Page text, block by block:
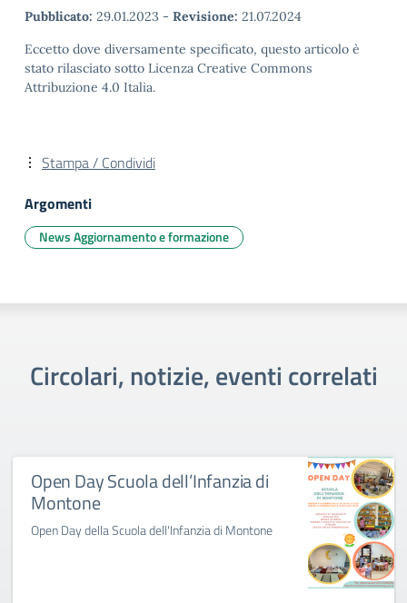
Pubblicato: 29.01.2023 - Revisione: 21.07.2024
Eccetto dove diversamente specificato, questo articolo è
stato rilasciato sotto Licenza Creative Commons
Attribuzione 4.0 Italia.
Stampa / Condividi
Argomenti
News Aggiornamento e formazione
Circolari, notizie, eventi correlati
Open Day Scuola dell’Infanzia di
Montone
Open Day della Scuola dell'Infanzia di Montone